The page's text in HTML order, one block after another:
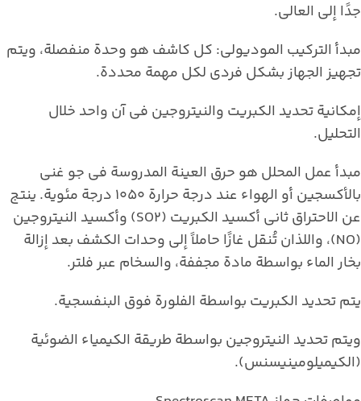
جدًا إلى العالي.
مبدأ التركيب الموديولي: كل كاشف هو وحدة منفصلة، ويتم
تجهيز الجهاز بشكل فردي لكل مهمة محددة.
إمكانية تحديد الكبريت والنيتروجين في آن واحد خلال
التحليل.
مبدأ عمل المحلل هو حرق العينة المدروسة في جو غني
بالأكسجين أو الهواء عند درجة حرارة 1050 درجة مئوية. ينتج
عن الاحتراق ثاني أكسيد الكبريت (SO2) وأكسيد النيتروجين
(NO)، واللذان تُنقل غازًا حاملاً إلى وحدات الكشف بعد إزالة
بخار الماء بواسطة مادة مجففة، والسخام عبر فلتر.
يتم تحديد الكبريت بواسطة الفلورة فوق البنفسجية.
ويتم تحديد النيتروجين بواسطة طريقة الكيمياء الضوئية
(الكيميلومينيسنس).